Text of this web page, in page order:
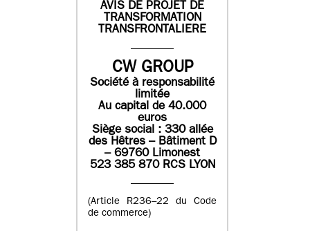
AVIS DE PROJET DE
TRANSFORMATION
TRANSFRONTALIERE
CW GROUP
Société à responsabilité
limitée
Au capital de 40.000
euros
Siège social : 330 allée
des Hêtres – Bâtiment D
– 69760 Limonest
523 385 870 RCS LYON
(Article R236–22 du Code
de commerce)